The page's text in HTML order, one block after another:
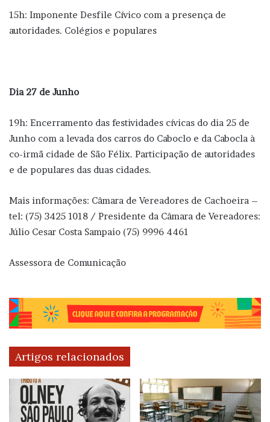
15h: Imponente Desfile Cívico com a presença de
autoridades. Colégios e populares
Dia 27 de Junho
19h: Encerramento das festividades cívicas do dia 25 de
Junho com a levada dos carros do Caboclo e da Cabocla à
co-irmã cidade de São Félix. Participação de autoridades
e de populares das duas cidades.
Mais informações: Câmara de Vereadores de Cachoeira –
tel: (75) 3425 1018 / Presidente da Câmara de Vereadores:
Júlio Cesar Costa Sampaio (75) 9996 4461
Assessora de Comunicação
Artigos relacionados